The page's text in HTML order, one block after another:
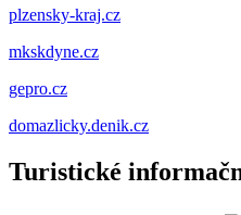
plzensky-kraj.cz
mkskdyne.cz
gepro.cz
domazlicky.denik.cz
Turistické